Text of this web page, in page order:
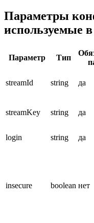
Параметры
используемые
Параметр Тип
streamId string да
streamKey string да
login string да
insecure boolean нет